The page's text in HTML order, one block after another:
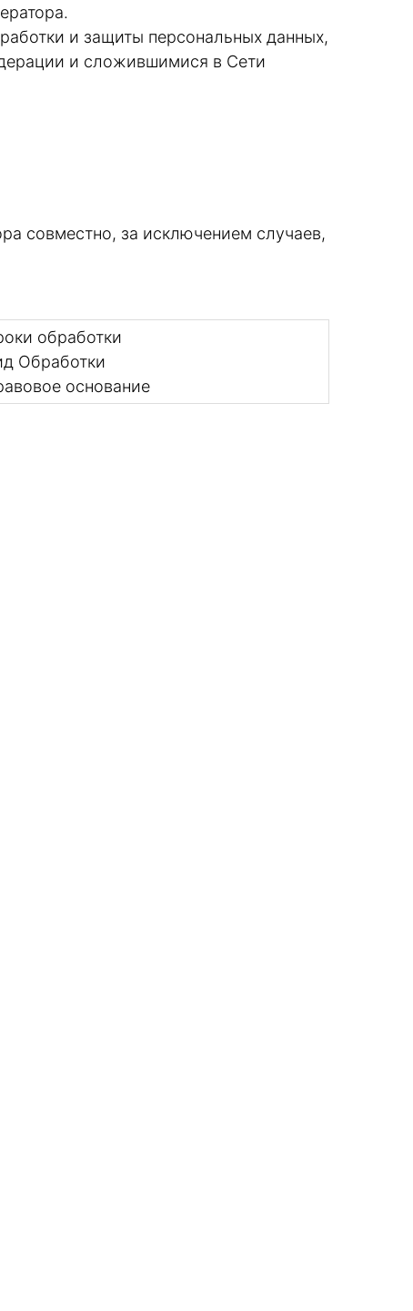
и защиты персональных данных,
и сложившимися в Сети
совместно, за исключением случаев,
обработки
Обработки
основание